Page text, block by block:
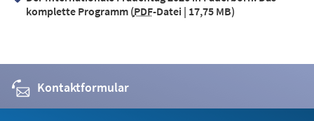
komplette Programm PDF-Datei 17,75 MB
Kontaktformular